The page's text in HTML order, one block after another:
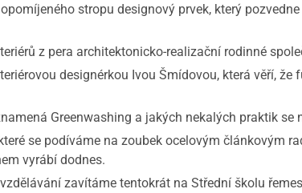
stropu designový prvek, který pozvedne
z pera architektonicko-realizační rodinné
designérkou Ivou Šmídovou, která věří, že
Greenwashing a jakých nekalých praktik se
se podíváme na zoubek ocelovým článkovým
vyrábí dodnes.
zavítáme tentokrát na Střední školu